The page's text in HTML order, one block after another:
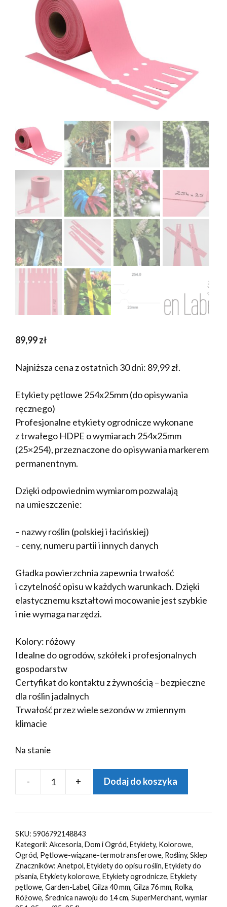
89,99zł
Najniższa cena z ostatnich 30 dni: 89,99zł.
Etykiety pętlowe 254x25mm (do opisywania
ręcznego)
Profesjonalne etykiety ogrodnicze wykonane
z trwałego HDPE o wymiarach 254x25mm
(25×254), przeznaczone do opisywania markerem
permanentnym.
Dzięki odpowiednim wymiarom pozwalają
na umieszczenie:
– nazwy roślin (polskiej i łacińskiej)
– ceny, numeru partii i innych danych
Gładka powierzchnia zapewnia trwałość
i czytelność opisu w każdych warunkach. Dzięki
elastycznemu kształtowi mocowanie jest szybkie
i nie wymaga narzędzi.
Kolory: różowy
Idealne do ogrodów, szkółek i profesjonalnych
gospodarstw
Certyfikat do kontaktu z żywnością – bezpieczne
dla roślin jadalnych
Trwałość przez wiele sezonów w zmiennym
klimacie
Na stanie
-
ilość
ogrodnicze/sadownicze
RÓŻOWE
254x25mm(25x254)
500szt
+ Dodaj do koszyka
SKU: 5906792148843
Kategorii: Akcesoria, Dom i Ogród, Etykiety, Kolorowe,
Ogród, Pętlowe-wiązane-termotransferowe, Rośliny, Sklep
Znaczników: Anetpol, Etykiety do opisu roślin, Etykiety do
pisania, Etykiety kolorowe, Etykiety ogrodnicze, Etykiety
pętlowe, Garden-Label, Gilza 40 mm, Gilza 76 mm, Rolka,
Różowe, Średnica nawoju do 14 cm, SuperMerchant, wymiar